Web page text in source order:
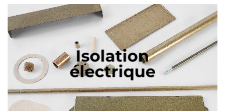
Isolation
électrique